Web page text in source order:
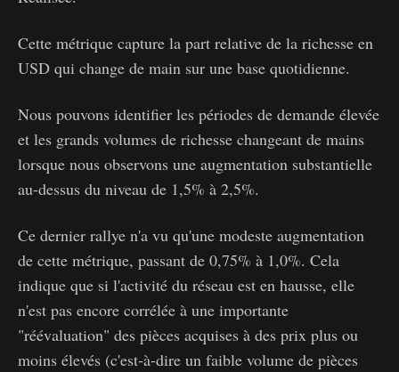
Cette métrique capture la part relative de la richesse en
USD qui change de main sur une base quotidienne.
Nous pouvons identifier les périodes de demande élevée
et les grands volumes de richesse changeant de mains
lorsque nous observons une augmentation substantielle
au-dessus du niveau de 1,5% à 2,5%.
Ce dernier rallye n'a vu qu'une modeste augmentation
de cette métrique, passant de 0,75% à 1,0%. Cela
indique que si l'activité du réseau est en hausse, elle
n'est pas encore corrélée à une importante
"réévaluation" des pièces acquises à des prix plus ou
moins élevés (c'est-à-dire un faible volume de pièces